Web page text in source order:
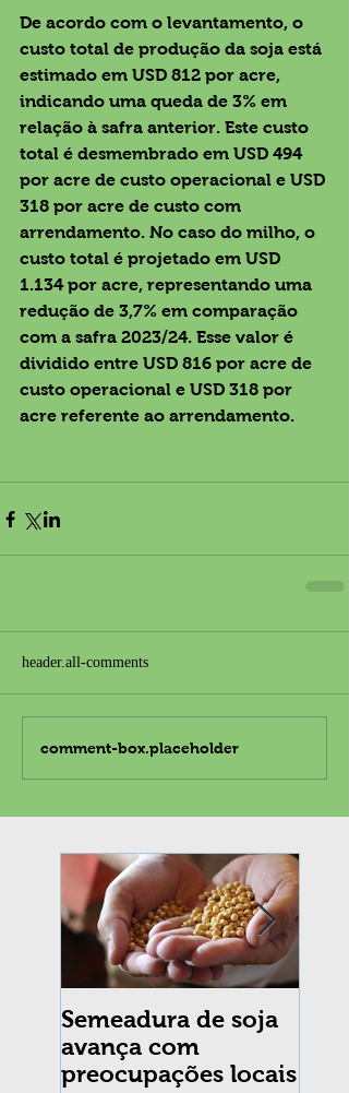
Semeadura de soja
avança com
preocupações locais
De acordo com o levantamento, o
custo total de produção da soja está
estimado em USD 812 por acre,
indicando uma queda de 3% em
relação à safra anterior. Este custo
total é desmembrado em USD 494
por acre de custo operacional e USD
318 por acre de custo com
arrendamento. No caso do milho, o
custo total é projetado em USD
1.134 por acre, representando uma
redução de 3,7% em comparação
com a safra 2023/24. Esse valor é
dividido entre USD 816 por acre de
custo operacional e USD 318 por
acre referente ao arrendamento.
header.all-comments
comment-box.placeholder